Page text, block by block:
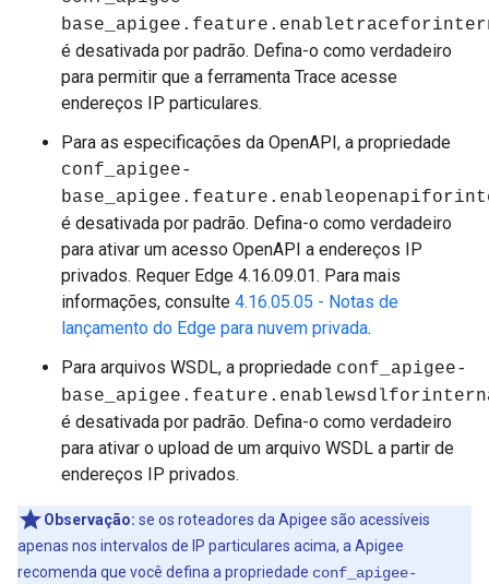
é desativada por padrão. Defina-o como verdadeiro
para permitir que a ferramenta Trace acesse
endereços IP particulares.
Para as especificações da OpenAPI, a propriedade
conf_apigee-
base_apigee.feature.
é desativada por padrão. Defina-o como verdadeiro
para ativar um acesso OpenAPI a endereços IP
privados. Requer Edge 4.16.09.01. Para mais
informações, consulte 4.16.05.05 - Notas de
lançamento do Edge para nuvem privada.
Para arquivos WSDL, a propriedade conf_apigee-
é desativada por padrão. Defina-o como verdadeiro
para ativar o upload de um arquivo WSDL a partir de
endereços IP privados.
Observação: se os roteadores da Apigee são acessíveis
apenas nos intervalos de IP particulares acima, a Apigee
recomenda que você defina a propriedade conf_apigee-